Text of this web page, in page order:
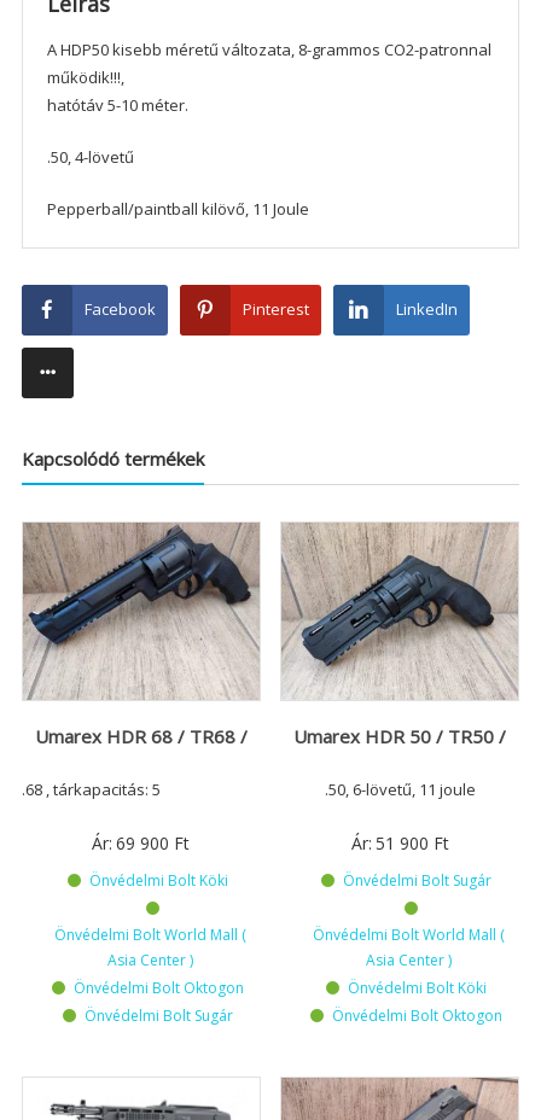
A HDP50 kisebb méretű változata, 8-grammos CO2-patronnal
működik!!!,
hatótáv 5-10 méter.
.50, 4-lövetű
Pepperball/paintball kilövő, 11 Joule
Facebook Pinterest LinkedIn
Kapcsolódó termékek
Umarex HDR 68 / TR68 /
.68 , tárkapacitás: 5
Ár: 69 900 Ft
Önvédelmi Bolt Köki
Önvédelmi Bolt World Mall (
Asia Center )
Önvédelmi Bolt Oktogon
Önvédelmi Bolt Sugár
Umarex HDR 50 / TR50 /
.50, 6-lövetű, 11 joule
Ár: 51 900 Ft
Önvédelmi Bolt Sugár
Önvédelmi Bolt World Mall (
Asia Center )
Önvédelmi Bolt Köki
Önvédelmi Bolt Oktogon